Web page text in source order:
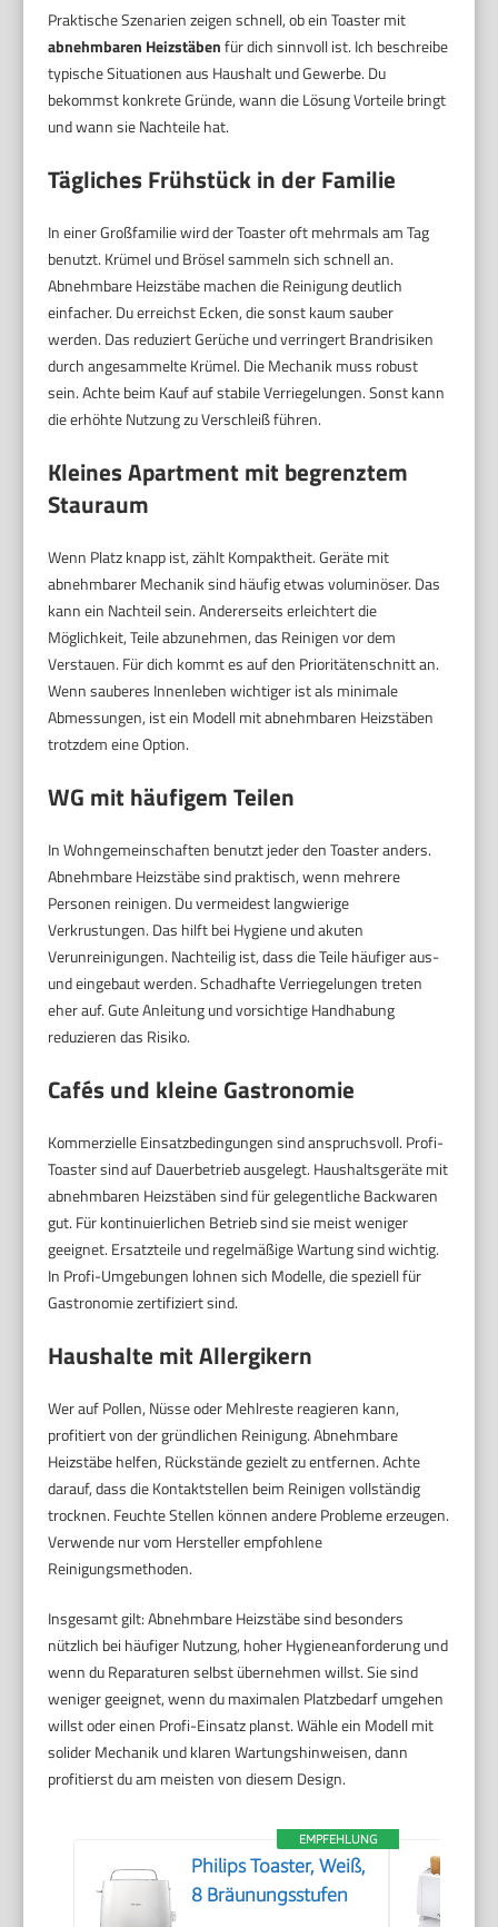
Praktische Szenarien zeigen schnell, ob ein Toaster mit
abnehmbaren Heizstäbenfür dich sinnvoll ist. Ich beschreibe
typische Situationen aus Haushalt und Gewerbe. Du
bekommst konkrete Gründe, wann die Lösung Vorteile bringt
und wann sie Nachteile hat.
Tägliches Frühstück in der Familie
In einer Großfamilie wird der Toaster oft mehrmals am Tag
benutzt. Krümel und Brösel sammeln sich schnell an.
Abnehmbare Heizstäbe machen die Reinigung deutlich
einfacher. Du erreichst Ecken, die sonst kaum sauber
werden. Das reduziert Gerüche und verringert Brandrisiken
durch angesammelte Krümel. Die Mechanik muss robust
sein. Achte beim Kauf auf stabile Verriegelungen. Sonst kann
die erhöhte Nutzung zu Verschleiß führen.
Kleines Apartment mit begrenztem
Stauraum
Wenn Platz knapp ist, zählt Kompaktheit. Geräte mit
abnehmbarer Mechanik sind häufig etwas voluminöser. Das
kann ein Nachteil sein. Andererseits erleichtert die
Möglichkeit, Teile abzunehmen, das Reinigen vor dem
Verstauen. Für dich kommt es auf den Prioritätenschnitt an.
Wenn sauberes Innenleben wichtiger ist als minimale
Abmessungen, ist ein Modell mit abnehmbaren Heizstäben
trotzdem eine Option.
WG mit häufigem Teilen
In Wohngemeinschaften benutzt jeder den Toaster anders.
Abnehmbare Heizstäbe sind praktisch, wenn mehrere
Personen reinigen. Du vermeidest langwierige
Verkrustungen. Das hilft bei Hygiene und akuten
Verunreinigungen. Nachteilig ist, dass die Teile häufiger aus-
und eingebaut werden. Schadhafte Verriegelungen treten
eher auf. Gute Anleitung und vorsichtige Handhabung
reduzieren das Risiko.
Cafés und kleine Gastronomie
Kommerzielle Einsatzbedingungen sind anspruchsvoll. Profi-
Toaster sind auf Dauerbetrieb ausgelegt. Haushaltsgeräte mit
abnehmbaren Heizstäben sind für gelegentliche Backwaren
gut. Für kontinuierlichen Betrieb sind sie meist weniger
geeignet. Ersatzteile und regelmäßige Wartung sind wichtig.
In Profi-Umgebungen lohnen sich Modelle, die speziell für
Gastronomie zertifiziert sind.
Haushalte mit Allergikern
Wer auf Pollen, Nüsse oder Mehlreste reagieren kann,
profitiert von der gründlichen Reinigung. Abnehmbare
Heizstäbe helfen, Rückstände gezielt zu entfernen. Achte
darauf, dass die Kontaktstellen beim Reinigen vollständig
trocknen. Feuchte Stellen können andere Probleme erzeugen.
Verwende nur vom Hersteller empfohlene
Reinigungsmethoden.
Insgesamt gilt: Abnehmbare Heizstäbe sind besonders
nützlich bei häufiger Nutzung, hoher Hygieneanforderung und
wenn du Reparaturen selbst übernehmen willst. Sie sind
weniger geeignet, wenn du maximalen Platzbedarf umgehen
willst oder einen Profi-Einsatz planst. Wähle ein Modell mit
solider Mechanik und klaren Wartungshinweisen, dann
profitierst du am meisten von diesem Design.
EMPFEHLUNG
Philips Toaster, Weiß,
8 Bräunungsstufen